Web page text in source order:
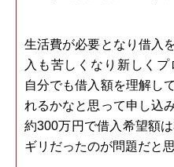
生活費が必要となり借入
入も苦しくなり新しくプ
自分でも借入額を理解し
れるかなと思って申し込
約300万円で借入希望額
ギリだったのが問題だと思